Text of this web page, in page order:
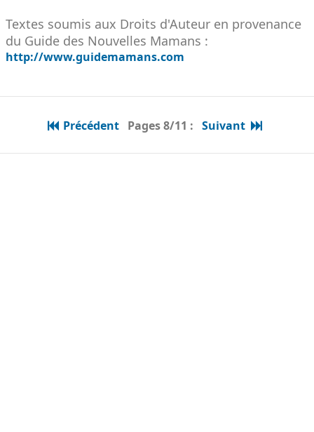
Textes soumis aux Droits d'Auteur en provenance
du Guide des Nouvelles Mamans :
http://www.guidemamans.com
Précédent Pages 8/11 : Suivant